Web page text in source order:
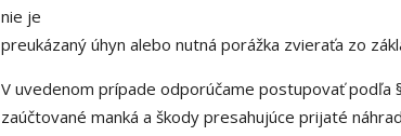
nie je
preukázaný úhyn alebo nutná porážka zvieraťa zo
V uvedenom prípade odporúčame postupovať podľa
zaúčtované manká a škody presahujúce prijaté